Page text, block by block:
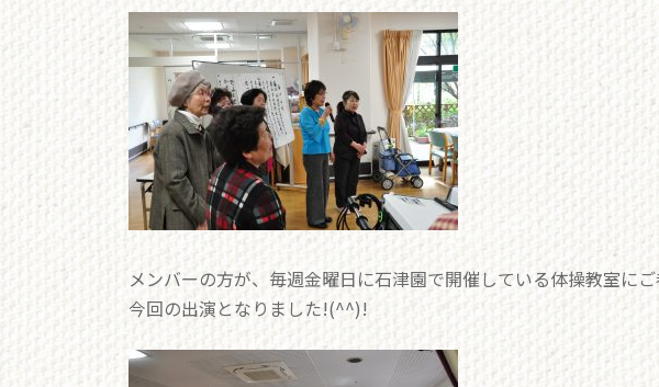
メンバーの方が、毎週金曜日に石津園で開催している体操教室にご
今回の出演となりました!(^^)!